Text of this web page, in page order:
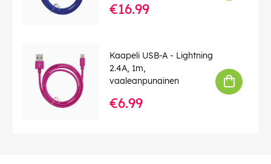
€16.99
Kaapeli USB-A - Lightning
2.4A, 1m,
vaaleanpunainen
€6.99